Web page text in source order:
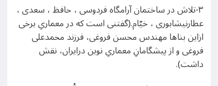
۳-تلاش در ساختمان آرامگاه فردوسی ، حافظ ، سعدی ،
عطارنیشابوری ، خیّام.(گفتنی است که در معماریِ برخی
ازاین بناها مهندس محسن فروغی، فرزند محمدعلی
فروغی و از پیشگامانِ معماریِ نوین درایران، نقش
داشت).